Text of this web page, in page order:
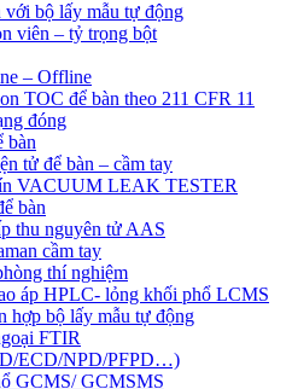
với bộ lấy mẫu tự động
viên – tỷ trọng bột
– Offline
TOC để bàn theo 211 CFR 11
đóng
bàn
tử để bàn – cầm tay
VACUUM LEAK TESTER
bàn
thu nguyên tử AAS
cầm tay
thí nghiệm
áp HPLC- lỏng khối phổ LCMS
hợp bộ lấy mẫu tự động
FTIR
ECD/NPD/PFPD…)
GCMS/ GCMSMS